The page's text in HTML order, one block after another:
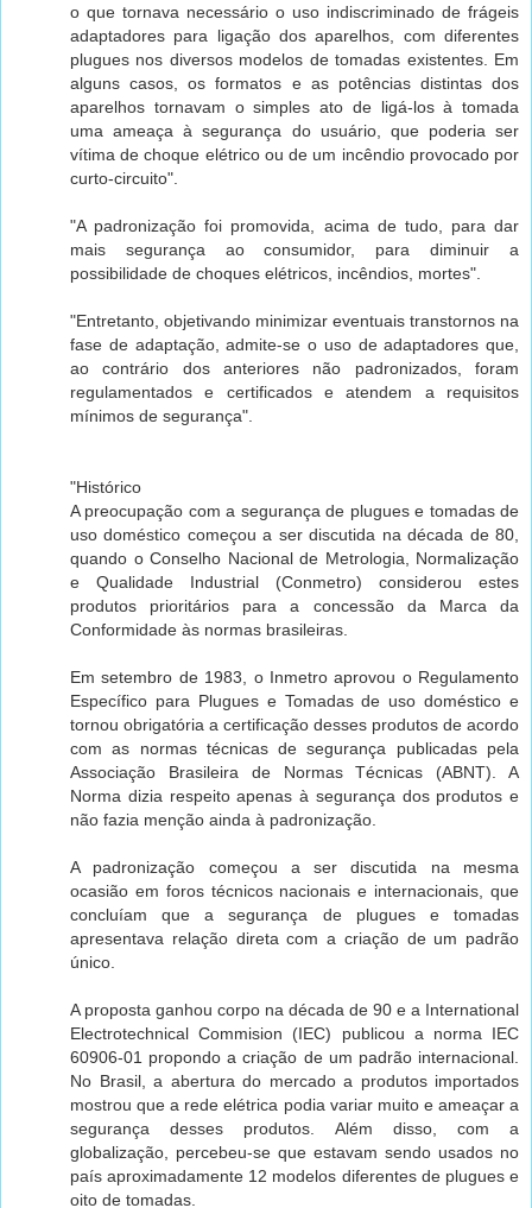
o que tornava necessário o uso indiscriminado de frágeis
adaptadores para ligação dos aparelhos, com diferentes
plugues nos diversos modelos de tomadas existentes. Em
alguns casos, os formatos e as potências distintas dos
aparelhos tornavam o simples ato de ligá-los à tomada
uma ameaça à segurança do usuário, que poderia ser
vítima de choque elétrico ou de um incêndio provocado por
curto-circuito".
"A padronização foi promovida, acima de tudo, para dar
mais segurança ao consumidor, para diminuir a
possibilidade de choques elétricos, incêndios, mortes".
"Entretanto, objetivando minimizar eventuais transtornos na
fase de adaptação, admite-se o uso de adaptadores que,
ao contrário dos anteriores não padronizados, foram
regulamentados e certificados e atendem a requisitos
mínimos de segurança".
"Histórico
A preocupação com a segurança de plugues e tomadas de
uso doméstico começou a ser discutida na década de 80,
quando o Conselho Nacional de Metrologia, Normalização
e Qualidade Industrial (Conmetro) considerou estes
produtos prioritários para a concessão da Marca da
Conformidade às normas brasileiras.
Em setembro de 1983, o Inmetro aprovou o Regulamento
Específico para Plugues e Tomadas de uso doméstico e
tornou obrigatória a certificação desses produtos de acordo
com as normas técnicas de segurança publicadas pela
Associação Brasileira de Normas Técnicas (ABNT). A
Norma dizia respeito apenas à segurança dos produtos e
não fazia menção ainda à padronização.
A padronização começou a ser discutida na mesma
ocasião em foros técnicos nacionais e internacionais, que
concluíam que a segurança de plugues e tomadas
apresentava relação direta com a criação de um padrão
único.
A proposta ganhou corpo na década de 90 e a International
Electrotechnical Commision (IEC) publicou a norma IEC
60906-01 propondo a criação de um padrão internacional.
No Brasil, a abertura do mercado a produtos importados
mostrou que a rede elétrica podia variar muito e ameaçar a
segurança desses produtos. Além disso, com a
globalização, percebeu-se que estavam sendo usados no
país aproximadamente 12 modelos diferentes de plugues e
oito de tomadas.